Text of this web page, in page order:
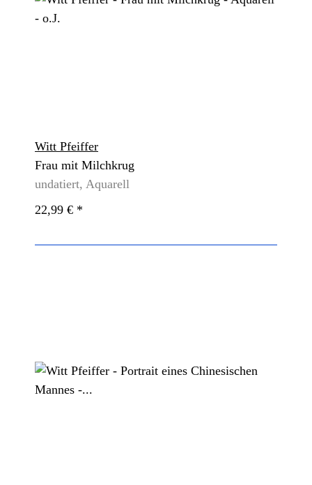
Witt Pfeiffer
Frau mit Milchkrug
undatiert, Aquarell
22,99 € *